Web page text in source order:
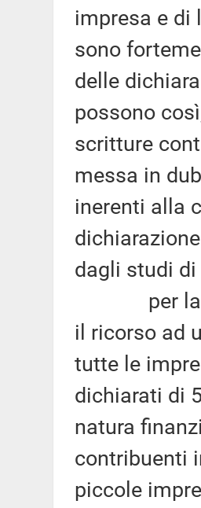
impresa e di
sono
delle
possono
scritture
messa in
inerenti alla
dagli studi di
per la
il ricorso ad
tutte le
dichiarati di
natura
contribuenti
piccole